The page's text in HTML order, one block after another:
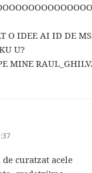
O IDEE AI ID DE
U?
MINE
curatzat acele